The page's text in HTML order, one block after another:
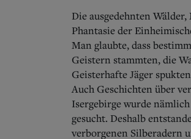
Die ausgedehnten
Phantasie der
Man glaubte, dass
Geistern stammten, die
Geisterhafte Jäger
Auch Geschichten über
Isergebirge wurde
gesucht. Deshalb
verborgenen Silberadern